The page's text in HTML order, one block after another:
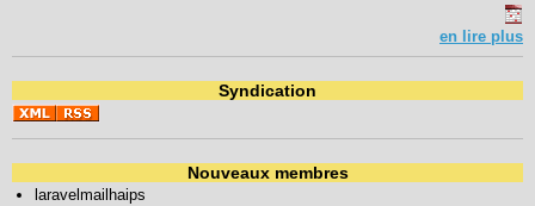
en lire plus
Syndication
Nouveaux membres
laravelmailhaips